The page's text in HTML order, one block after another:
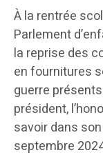
À la rentrée
Parlement
la reprise des
en fournitures
guerre
président,
savoir dans
septembre